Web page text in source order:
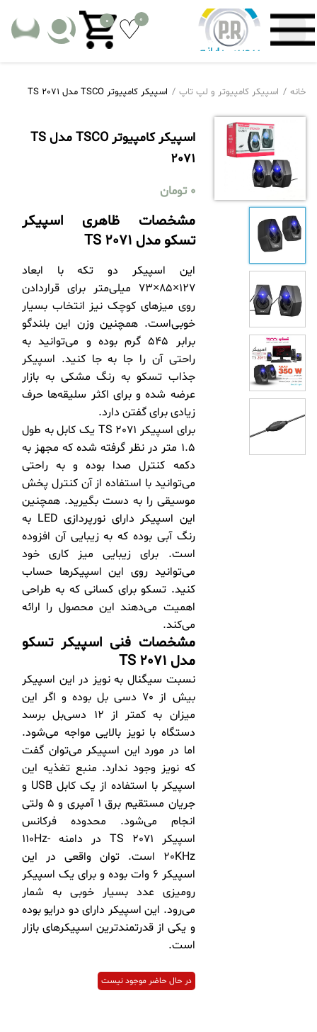
0
0
خانه اسپیکر کامپیوتر و لپ تاپ اسپیکر کامپیوتر TSCO مدل TS 2071
اسپیکر کامپیوتر TSCO مدل TS
2071
0 تومان
مشخصات ظاهری اسپیکر
تسکو مدل TS 2071
این اسپیکر دو تکه با ابعاد
127×85×73 میلی‌متر برای قراردادن
روی میزهای کوچک نیز انتخاب بسیار
خوبی‌است. همچنین وزن این بلندگو
برابر 545 گرم بوده و می‌توانید به
راحتی آن را جا به جا کنید. اسپیکر
جذاب تسکو به رنگ مشکی به بازار
عرضه شده و برای اکثر سلیقه‌ها حرف
زیادی برای گفتن دارد.
برای اسپیکر TS 2071 یک کابل به طول
1.5 متر در نظر گرفته شده که مجهز به
دکمه کنترل صدا بوده و به راحتی
می‌توانید با استفاده از آن کنترل پخش
موسیقی را به دست بگیرید. همچنین
این اسپیکر دارای نورپردازی LED به
رنگ آبی بوده که به زیبایی آن افزوده
است. برای زیبایی میز کاری خود
می‌توانید روی این اسپیکرها حساب
کنید. تسکو برای کسانی که به طراحی
اهمیت می‌دهند این محصول را ارائه
می‌کند.
مشخصات فنی اسپیکر تسکو
مدل TS 2071
نسبت سیگنال به نویز در این اسپیکر
بیش از 70 دسی بل بوده و اگر این
میزان به کمتر از 12 دسی‌بل برسد
دستگاه با نویز بالایی مواجه می‌شود.
اما در مورد این اسپیکر می‌توان گفت
که نویز وجود ندارد. منبع تغذیه این
اسپیکر با استفاده از یک کابل USB و
جریان مستقیم برق 1 آمپری و 5 ولتی
انجام می‌شود. محدوده فرکانس
اسپیکر TS 2071 در دامنه 110Hz-
20KHz است. توان واقعی در این
اسپیکر 6 وات بوده و برای یک اسپیکر
رومیزی عدد بسیار خوبی به شمار
می‌رود. این اسپیکر دارای دو درایو بوده
و یکی از قدرتمندترین اسپیکرهای بازار
است.
در حال حاضر موجود نیست